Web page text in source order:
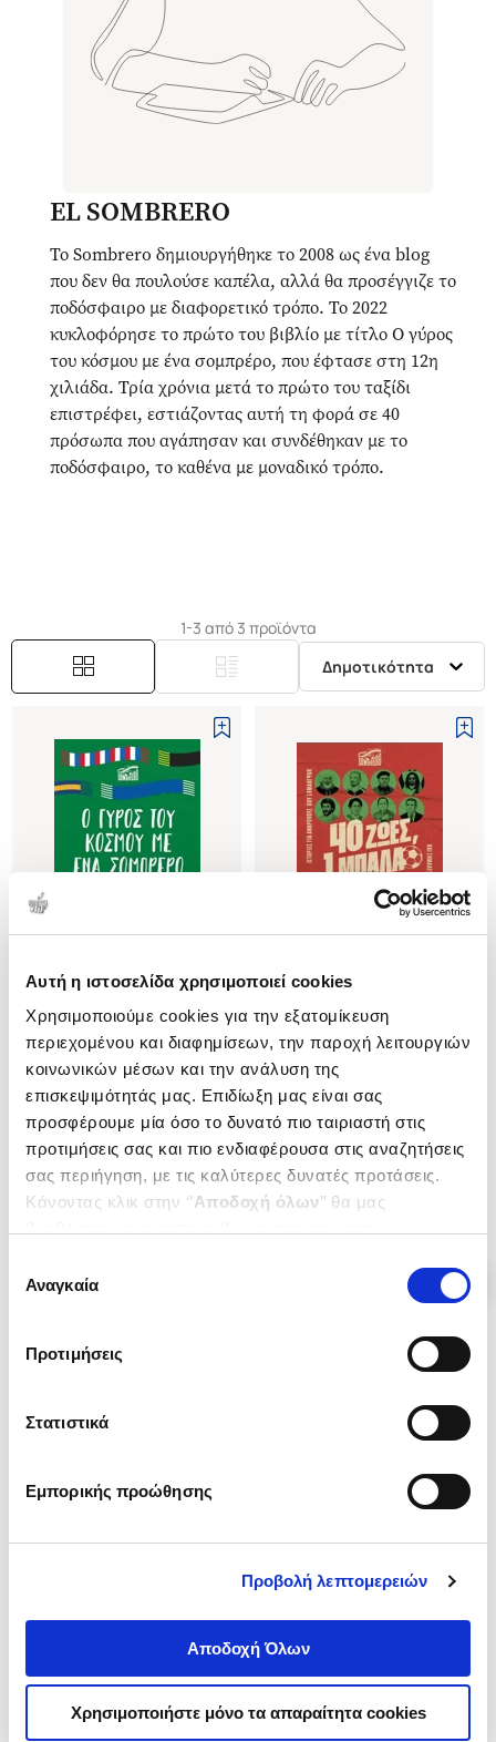
Αυτή η ιστοσελίδα χρησιμοποιεί cookies
Χρησιμοποιούμε cookies για την εξατομίκευση
περιεχομένου και διαφημίσεων, την παροχή λειτουργιών
κοινωνικών μέσων και την ανάλυση της
επισκεψιμότητάς μας. Επιδίωξη μας είναι σας
προσφέρουμε μία όσο το δυνατό πιο ταιριαστή στις
προτιμήσεις σας και πιο ενδιαφέρουσα στις αναζητήσεις
σας περιήγηση, με τις καλύτερες δυνατές προτάσεις.
Κάνοντας κλικ στην ‘’Αποδοχή όλων’’ θα μας
ενδιαφέρουν και να επιλέξετε από τα παρακάτω με την
΄΄και να ενημερωθείτε σχετικά με
συγκατάθεσης
Αναγκαία
Προτιμήσεις
Στατιστικά
Εμπορικής προώθησης
Προβολή λεπτομερειών
Αποδοχή Όλων
Χρησιμοποιήστε μόνο τα απαραίτητα cookies
EL SOMBRERO
Το Sombrero δημιουργήθηκε το 2008 ως ένα blog
που δεν θα πουλούσε καπέλα, αλλά θα προσέγγιζε το
ποδόσφαιρο με διαφορετικό τρόπο. Το 2022
κυκλοφόρησε το πρώτο του βιβλίο με τίτλο Ο γύρος
του κόσμου με ένα σομπρέρο, που έφτασε στη 12η
χιλιάδα. Τρία χρόνια μετά το πρώτο του ταξίδι
επιστρέφει, εστιάζοντας αυτή τη φορά σε 40
πρόσωπα που αγάπησαν και συνδέθηκαν με το
ποδόσφαιρο, το καθένα με μοναδικό τρόπο.
1-3 από 3 προϊόντα
Δημοτικότητα
Ο ΓΥΡΟΣ ΤΟΥ ΚΟΣΜΟΥ ΜΕ ΕΝΑ
ΣΟΜΠΡΕΡΟ
45 ΜΟΝΑΔΙΚΕΣ ΙΣΤΟΡΙΕΣ ΟΠΟΥ
ΤΟ ΠΟΔΟΣΦΑΙΡΟ ΕΙΝΑΙ ΣΥΧΝΑ
ΜΟΝΟ Η ΑΦΟΡΜΗ
EL SOMBRERO
17. 70€
Τιμή Έκδοσης
12.39€
Τιμή Πολιτείας
40 Ζωές, 1 μπάλα
EL SOMBRERO
Κωδ. Πολιτείας
16.60€
Τιμή Έκδοσης
14.94€
Τιμή Πολιτείας
Ταξίδι στον κόσμο με μια μπάλα
EL SOMBRERO
Κωδ. Πολιτείας:1200-2543